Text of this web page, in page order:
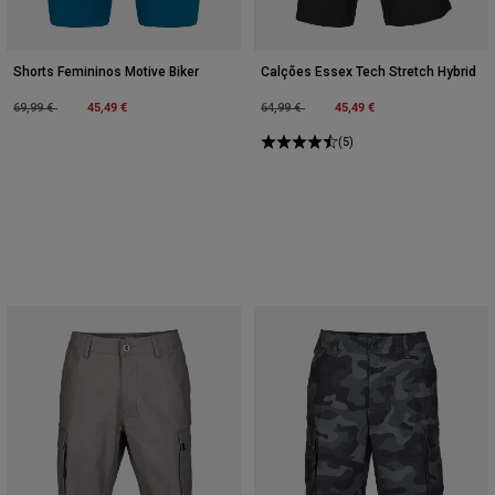
Shorts Femininos Motive Biker
Price reduced from
69,99 €to 45,49 €
Calções Essex Tech Stretch Hybrid
Price reduced from
64,99 €to 45,49 €
(5)